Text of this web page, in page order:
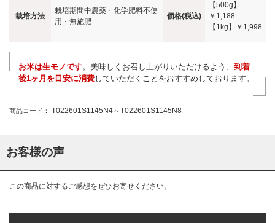
栽培方法
栽培期間中農薬・化学肥料不使
用・無施肥
価格(税込)
【500g】
￥1,188
【1kg】
￥1,998
お米は生モノです。美味しくお召し上がりいただけるよう、 到着
後1ヶ月を目安に消費していただくことをおすすめしております。
商品コード： T022601S1145N4～T022601S1145N8
お客様の声
この商品に対するご感想をぜひお寄せください。